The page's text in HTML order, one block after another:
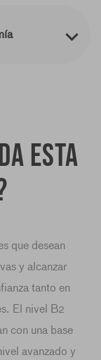
esta
que desean
y alcanzar
tanto en
El nivel B2
con una base
avanzado y